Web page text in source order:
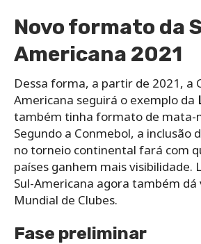
Novo formato da
Americana 2021
Dessa forma, a partir de 2021, a
Americana seguirá o exemplo da
também tinha formato de mata-
Segundo a Conmebol, a inclusão
no torneio continental fará com
países ganhem mais visibilidade.
Sul-Americana agora também dá
Mundial de Clubes.
Fase preliminar